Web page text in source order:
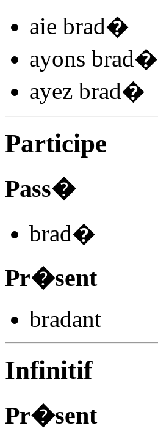
aie brad�
ayons brad�
ayez brad�
Participe
Pass�
brad�
Pr�sent
bradant
Infinitif
Pr�sent